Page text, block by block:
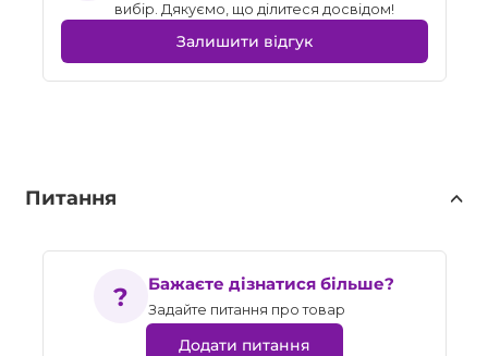
вибір. Дякуємо, що ділитеся досвідом!
Залишити відгук
Питання
Бажаєте дізнатися більше?
Задайте питання про товар
Додати питання